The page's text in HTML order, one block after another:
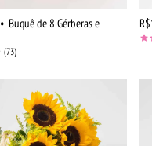
• Buquê de 8 Gérberas e
(73)